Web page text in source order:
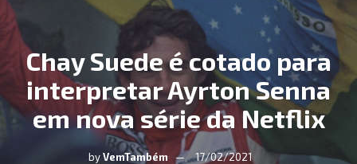
Chay Suede é cotado para
interpretar Ayrton Senna
em nova série da Netflix
by VemTambém 17/02/2021